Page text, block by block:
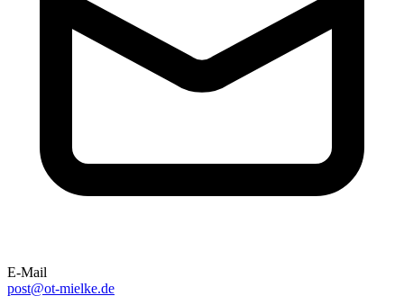
E-Mail
post@ot-mielke.de